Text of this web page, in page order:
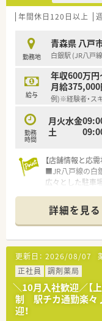
【薬局のご紹介】
く取り揃えていま
■JR中央・総武
11分の距離にあ
■青い看板が目
にあります。小
入っています。
■幅広い世代が
■働きやすい環
月平均1時間でほ
て薬剤師業務に
【法人のご紹介】
い雰囲気です。
■社長は働く環
柄も良い方です。
■駅前出店が多
トレスが有りませ
■OTCからスタ
ントや漢方相談
■在宅にも力を入
年間休日120日以上
勤務地
青森県 八戸
白銀駅 (JR八戸
給与
年収600万
月給
例)※経験者・ス
勤務
時間
月火水金
土 09:00～
【店舗情報と応
■JR八戸線の白
広々とした駐車
■処方箋は耳鼻
ており、近隣の
■薬剤師は常勤4
りの業務負担を
す。
【法人特徴について
■地域に根ざし
ケーションを大
ます。
詳細を見る
更新日： 2026/08/07
正社員
調剤薬局
＼10月入社歓迎／【
制 駅チカ通勤楽々
迎！